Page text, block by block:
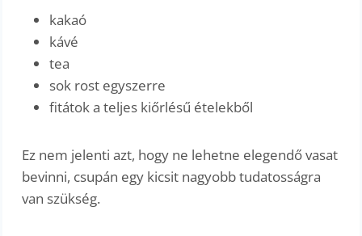
kakaó
kávé
tea
sok rost egyszerre
fitátok a teljes kiőrlésű ételekből
Ez nem jelenti azt, hogy ne lehetne elegendő vasat
bevinni, csupán egy kicsit nagyobb tudatosságra
van szükség.